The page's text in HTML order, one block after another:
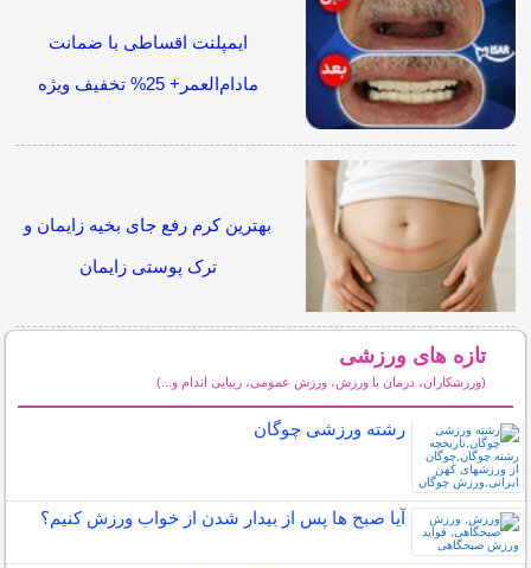
ایمپلنت اقساطی با ضمانت
مادام‌العمر+ 25% تخفیف ویژه
بهترین کرم رفع جای بخیه زایمان و
ترک پوستی زایمان
تازه های ورزشی
(ورزشکاران، درمان با ورزش، ورزش عمومی، زیبایی اندام و...)
رشته ورزشی چوگان
آیا صبح ها پس از بیدار شدن از خواب ورزش کنیم؟